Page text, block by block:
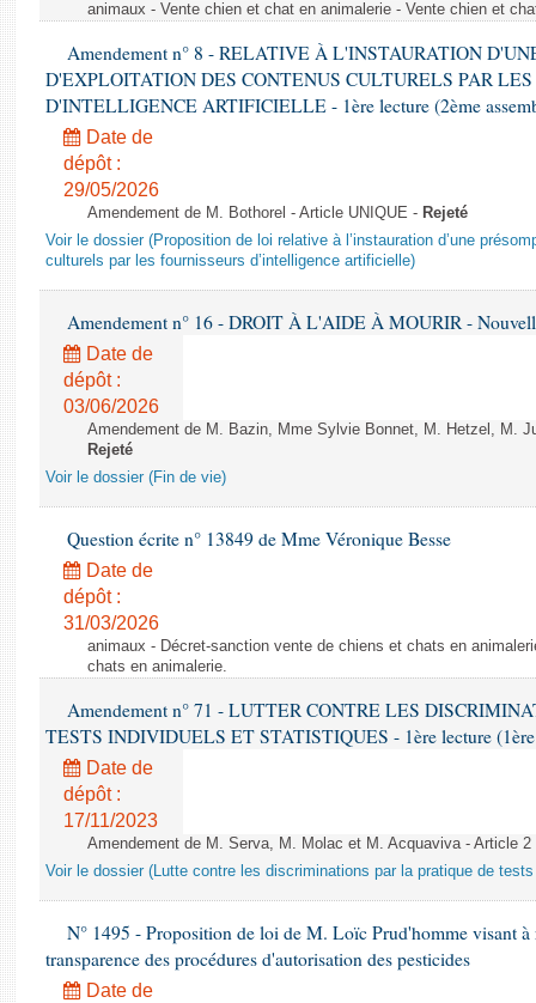
animaux - Vente chien et chat en animalerie - Vente chien et
Amendement n° 8 - RELATIVE À L'INSTAURATION
D'EXPLOITATION DES CONTENUS CULTURELS PAR LES
D'INTELLIGENCE ARTIFICIELLE - 1ère lecture (2ème
Date de
dépôt :
29/05/2026
Amendement de M. Bothorel - Article UNIQUE - Rejeté
Voir le dossier (Proposition de loi relative à l’instauration d’une
culturels par les fournisseurs d’intelligence artificielle)
Amendement n° 16 - DROIT À L'AIDE À MOURIR -
Date de
dépôt :
03/06/2026
Amendement de M. Bazin, Mme Sylvie Bonnet, M. Hetzel, M.
Rejeté
Voir le dossier (Fin de vie)
Question écrite n° 13849 de Mme Véronique Besse
Date de
dépôt :
31/03/2026
animaux - Décret-sanction vente de chiens et chats en
chats en animalerie.
Amendement n° 71 - LUTTER CONTRE LES
TESTS INDIVIDUELS ET STATISTIQUES - 1ère lecture (1ère
Date de
dépôt :
17/11/2023
Amendement de M. Serva, M. Molac et M. Acquaviva - Article
Voir le dossier (Lutte contre les discriminations par la pratique de
N° 1495 - Proposition de loi de M. Loïc Prud'homme visant à
transparence des procédures d'autorisation des pesticides
Date de